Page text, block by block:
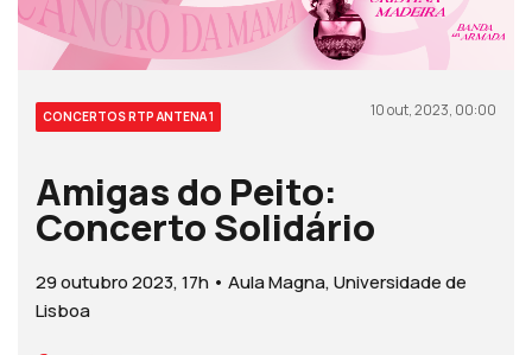
CONCERTOS RTP ANTENA 1 10 out, 2023, 00:00
Amigas do Peito:
Concerto Solidário
29 outubro 2023, 17h • Aula Magna, Universidade de
Lisboa